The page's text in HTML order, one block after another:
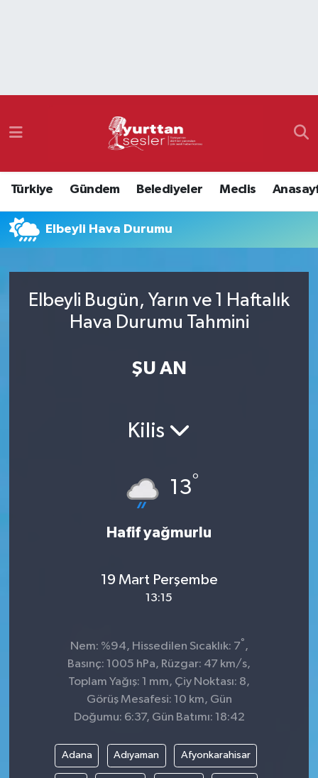
Türkiye Gündem Belediyeler Meclis
Elbeyli Hava Durumu
Elbeyli Bugün, Yarın ve 1 Haftalık
Hava Durumu Tahmini
ŞU AN
Kilis
13°
Hafif yağmurlu
19 Mart Perşembe
13:15
Nem: %94, Hissedilen Sıcaklık: 7° ,
Basınç: 1005 hPa, Rüzgar: 47 km/s,
Toplam Yağış: 1 mm, Çiy Noktası: 8,
Görüş Mesafesi: 10 km, Gün
Doğumu: 6:37, Gün Batımı: 18:42
Adana Adıyaman Afyonkarahisar
Namaz Vakitleri
Süper Lig Puan Durumu ve Fikstür
Tüm Manşetler
Son Dakika Haberleri
Haber Arşivi